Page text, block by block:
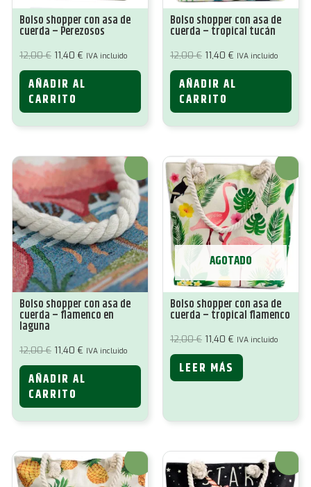
Bolso shopper con asa de
cuerda – Perezosos
12,00€ El
original
era:
12,00 €.
11,40 € El
actual
11,40 €.
IVA incluido
AÑADIR AL
CARRITO
Bolso shopper con asa de
cuerda – tropical tucán
12,00€ El
original
era:
12,00 €.
11,40 € El
actual
11,40 €.
IVA incluido
AÑADIR AL
CARRITO
¡Oferta!
Bolso shopper con asa de
cuerda – flamenco en
laguna
12,00€ El
original
era:
12,00 €.
11,40 € El
actual
11,40 €.
IVA incluido
AÑADIR AL
CARRITO
¡Oferta!
AGOTADO
Bolso shopper con asa de
cuerda – tropical flamenco
12,00€ El
original
era:
12,00 €.
11,40 € El
actual
11,40 €.
IVA incluido
LEER MÁS
¡Oferta! ¡Oferta!